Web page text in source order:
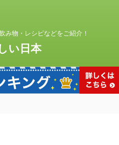
み物・レシピなどをご紹介！
い日本